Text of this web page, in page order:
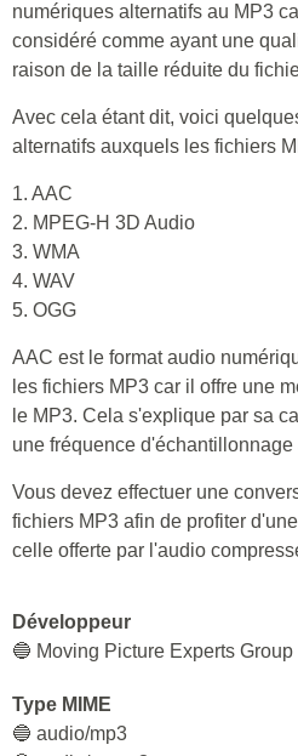
numériques alternatifs au MP3
considéré comme ayant une
raison de la taille réduite du
Avec cela étant dit, voici
alternatifs auxquels les fichiers
1. AAC
2. MPEG-H 3D Audio
3. WMA
4. WAV
5. OGG
AAC est le format audio
les fichiers MP3 car il offre une
le MP3. Cela s'explique par sa
une fréquence
Vous devez effectuer une
fichiers MP3 afin de profiter
celle offerte par l'audio
Développeur
🔵 Moving Picture Experts Group
Type MIME
🔵 audio/mp3